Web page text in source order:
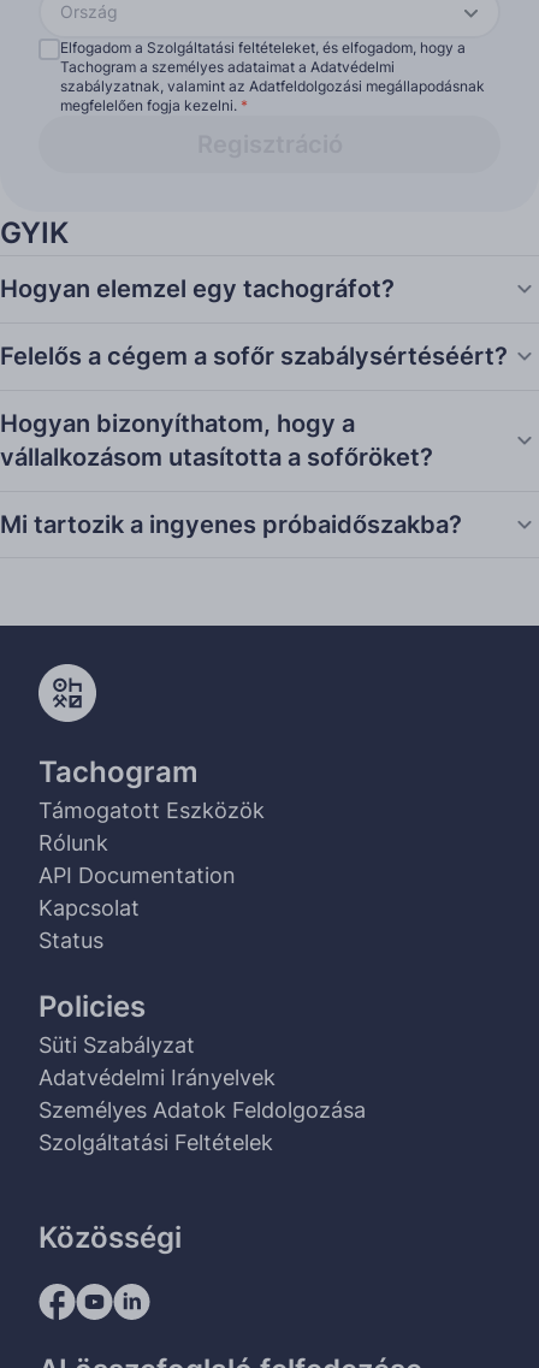
Ország
Elfogadom a Szolgáltatási feltételeket, és elfogadom, hogy a
Tachogram a személyes adataimat a Adatvédelmi
szabályzatnak, valamint az Adatfeldolgozási megállapodásnak
megfelelően fogja kezelni. *
GYIK
Hogyan elemzel egy tachográfot?
Felelős a cégem a sofőr szabálysértéséért?
Hogyan bizonyíthatom, hogy a
vállalkozásom utasította a sofőröket?
Mi tartozik a ingyenes próbaidőszakba?
Tachogram
Támogatott Eszközök
Rólunk
API Documentation
Kapcsolat
Status
Policies
Süti Szabályzat
Adatvédelmi Irányelvek
Személyes Adatok Feldolgozása
Szolgáltatási Feltételek
Közösségi